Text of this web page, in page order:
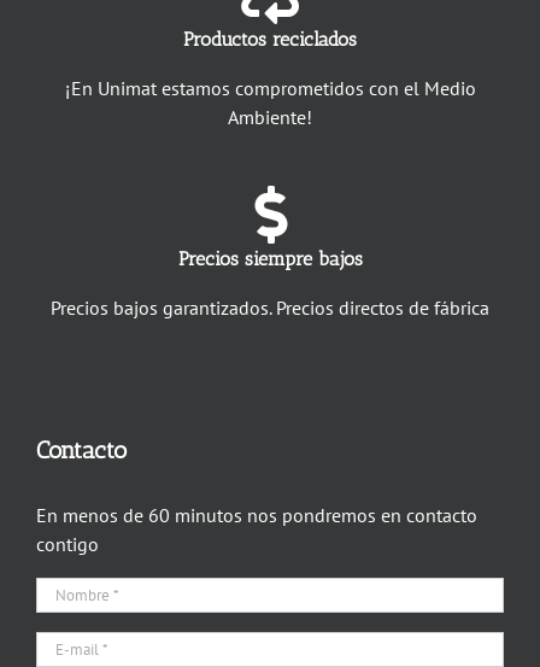
Productos reciclados
¡En Unimat estamos comprometidos con el Medio
Ambiente!
Precios siempre bajos
Precios bajos garantizados. Precios directos de fábrica
Contacto
En menos de 60 minutos nos pondremos en contacto
contigo